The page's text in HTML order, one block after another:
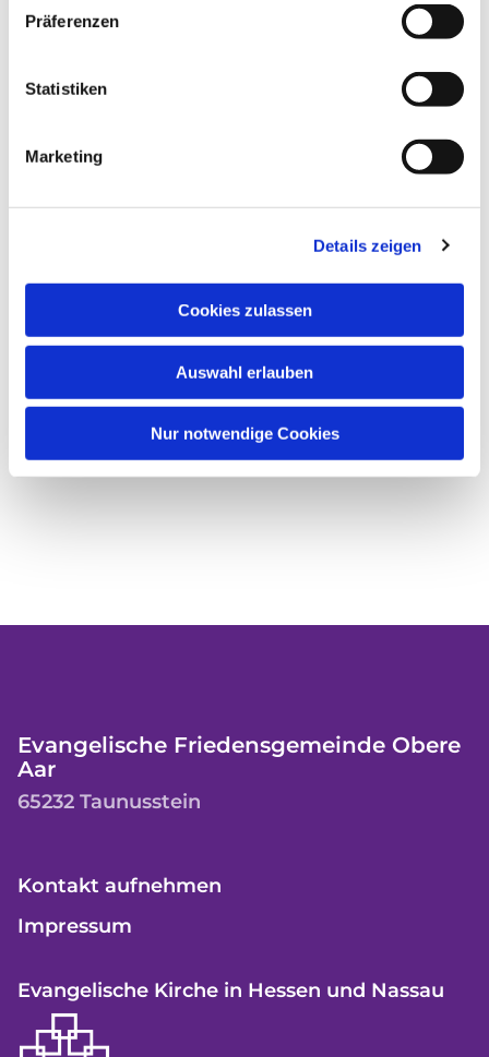
Präferenzen
Statistiken
Marketing
Details zeigen
Cookies zulassen
Auswahl erlauben
Nur notwendige Cookies
Evangelische Friedensgemeinde Obere
Aar
65232 Taunusstein
Kontakt aufnehmen
Impressum
Evangelische Kirche in Hessen und Nassau